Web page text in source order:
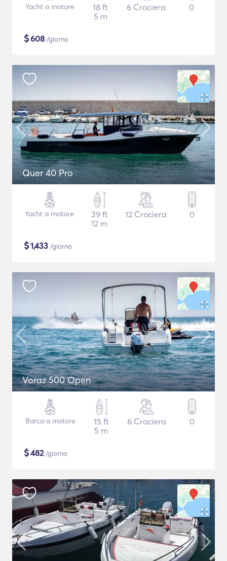
Yacht a motore
18 ft
5 m
6 Crociera 0
$608 /giorno
Quer 40 Pro
Yacht a motore
39 ft
12 m
12 Crociera 0
$1,433 /giorno
Voraz 500 Open
Barca a motore
15 ft
5 m
6 Crociera 0
$482/giorno